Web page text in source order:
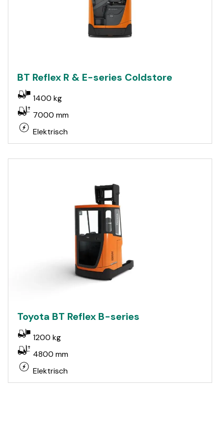
BT Reflex R & E-series Coldstore
1400 kg
7000 mm
Elektrisch
Toyota BT Reflex B-series
1200 kg
4800 mm
Elektrisch